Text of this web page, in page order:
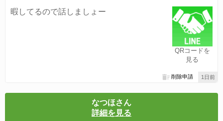
QRコードを
見る
暇してるので話しましょー
1日前
削除申請
なつほさん
詳細を見る